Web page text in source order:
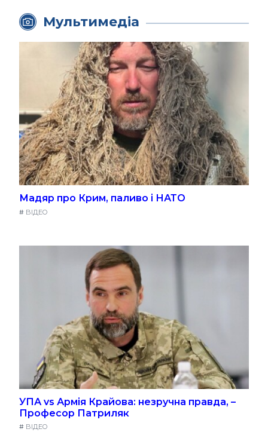
Мультимедіа
Мадяр про Крим, паливо і НАТО
# ВІДЕО
УПА vs Армія Крайова: незручна правда, –
Професор Патриляк
# ВІДЕО